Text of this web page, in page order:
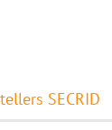
SECRID